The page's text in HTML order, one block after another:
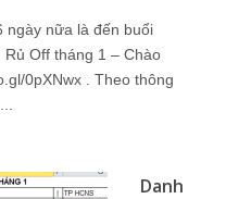
ngày nữa là đến buổi
Off tháng 1 – Chào
0pXNwx . Theo thông
Danh